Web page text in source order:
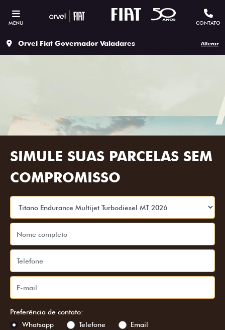
MENU CONTATO
Orvel Fiat Governador Valadares Alterar
SIMULE SUAS PARCELAS SEM
COMPROMISSO
Preferência de contato:
Whatsapp
Telefone Email